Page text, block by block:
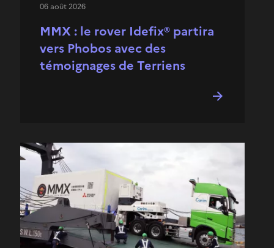
MMX : le rover Idefix® partira
vers Phobos avec des
témoignages de Terriens
06 août 2026